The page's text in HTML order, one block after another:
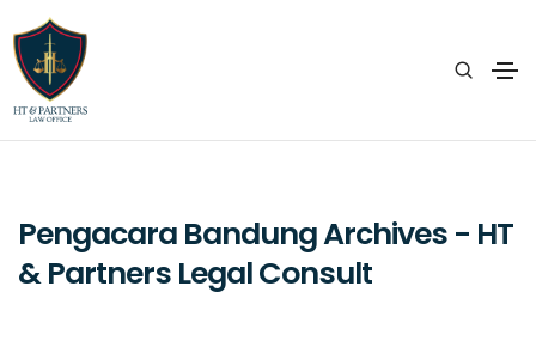
Pengacara Bandung Archives - HT
& Partners Legal Consult